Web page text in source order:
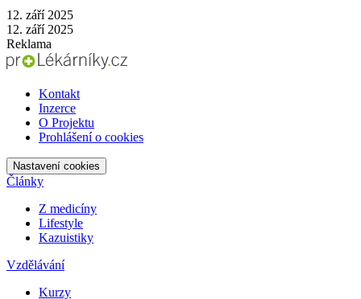
12. září 2025
12. září 2025
Reklama
Kontakt
Inzerce
O Projektu
Prohlášení o cookies
Nastavení cookies
Články
Z medicíny
Lifestyle
Kazuistiky
Vzdělávání
Kurzy